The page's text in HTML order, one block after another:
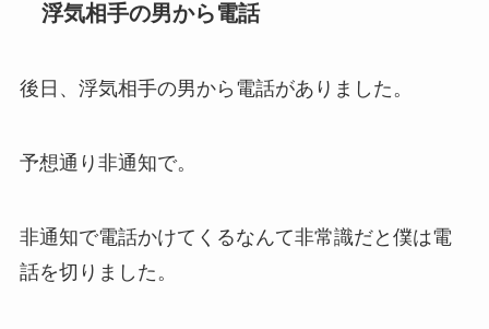
浮気相手の男から電話
後日、浮気相手の男から電話がありました。
予想通り非通知で。
非通知で電話かけてくるなんて非常識だと僕は電
話を切りました。